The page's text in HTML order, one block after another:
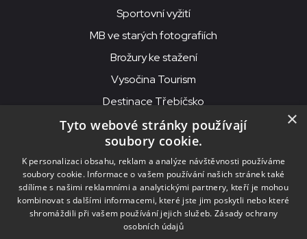
Sportovní vyžití
MB ve starých fotografiích
Brožury ke stažení
Vysočina Tourism
Destinace Třebíčsko
© 2026MKS Beseda Mor. Budějovice
MKS Beseda, příspěvková organizace, Purcnerova 62, 676 02
Moravské Budějovice
IČO: 00091758, DIČ: CZ00091758, ID datové schránky: chjn2kd
×
Tyto webové stránky používají
soubory cookie.
K personalizaci obsahu, reklam a analýze návštěvnosti používáme
soubory cookie. Informace o vašem používání našich stránek také
sdílíme s našimi reklamními a analytickými partnery, kteří je mohou
kombinovat s dalšími informacemi, které jste jim poskytli nebo které
shromáždili při vašem používání jejich služeb. Zásady ochrany
osobních údajů